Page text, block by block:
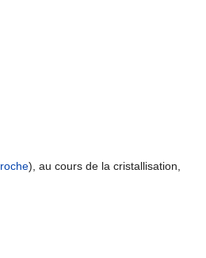
roche), au cours de la cristallisation,